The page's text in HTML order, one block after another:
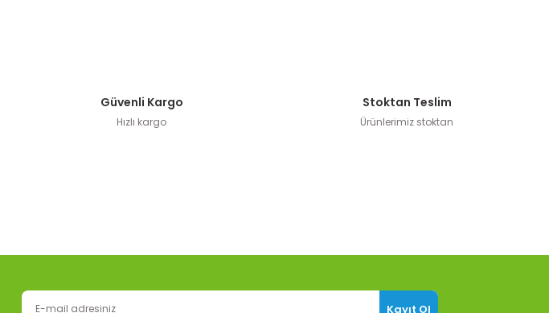
Güvenli Kargo
Hızlı kargo
Stoktan Teslim
Ürünlerimiz stoktan
Kayıt Ol